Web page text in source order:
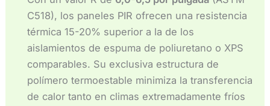
C518), los paneles PIR ofrecen una resistencia
térmica 15-20% superior a la de los
aislamientos de espuma de poliuretano o XPS
comparables. Su exclusiva estructura de
polímero termoestable minimiza la transferencia
de calor tanto en climas extremadamente fríos